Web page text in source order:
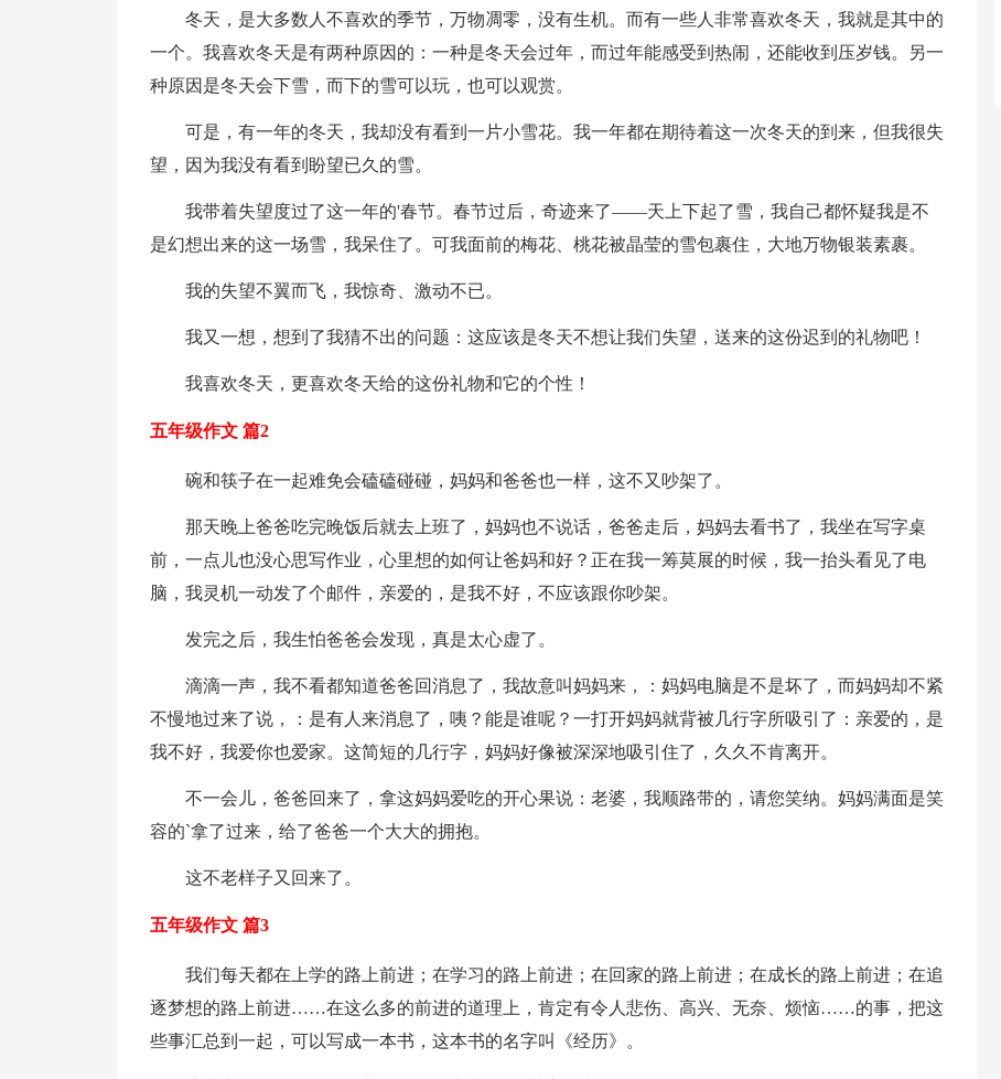
冬天，是大多数人不喜欢的季节，万物凋零，没有生机。而有一些人非常喜欢冬天，我就是其中的
一个。我喜欢冬天是有两种原因的：一种是冬天会过年，而过年能感受到热闹，还能收到压岁钱。另一
种原因是冬天会下雪，而下的雪可以玩，也可以观赏。
可是，有一年的冬天，我却没有看到一片小雪花。我一年都在期待着这一次冬天的到来，但我很失
望，因为我没有看到盼望已久的雪。
我带着失望度过了这一年的'春节。春节过后，奇迹来了——天上下起了雪，我自己都怀疑我是不
是幻想出来的这一场雪，我呆住了。可我面前的梅花、桃花被晶莹的雪包裹住，大地万物银装素裹。
我的失望不翼而飞，我惊奇、激动不已。
我又一想，想到了我猜不出的问题：这应该是冬天不想让我们失望，送来的这份迟到的礼物吧！
我喜欢冬天，更喜欢冬天给的这份礼物和它的个性！
五年级作文 篇2
碗和筷子在一起难免会磕磕碰碰，妈妈和爸爸也一样，这不又吵架了。
那天晚上爸爸吃完晚饭后就去上班了，妈妈也不说话，爸爸走后，妈妈去看书了，我坐在写字桌
前，一点儿也没心思写作业，心里想的如何让爸妈和好？正在我一筹莫展的时候，我一抬头看见了电
脑，我灵机一动发了个邮件，亲爱的，是我不好，不应该跟你吵架。
发完之后，我生怕爸爸会发现，真是太心虚了。
滴滴一声，我不看都知道爸爸回消息了，我故意叫妈妈来，：妈妈电脑是不是坏了，而妈妈却不紧
不慢地过来了说，：是有人来消息了，咦？能是谁呢？一打开妈妈就背被几行字所吸引了：亲爱的，是
我不好，我爱你也爱家。这简短的几行字，妈妈好像被深深地吸引住了，久久不肯离开。
不一会儿，爸爸回来了，拿这妈妈爱吃的开心果说：老婆，我顺路带的，请您笑纳。妈妈满面是笑
容的`拿了过来，给了爸爸一个大大的拥抱。
这不老样子又回来了。
五年级作文 篇3
我们每天都在上学的路上前进；在学习的路上前进；在回家的路上前进；在成长的路上前进；在追
逐梦想的路上前进……在这么多的前进的道理上，肯定有令人悲伤、高兴、无奈、烦恼……的事，把这
些事汇总到一起，可以写成一本书，这本书的名字叫《经历》。